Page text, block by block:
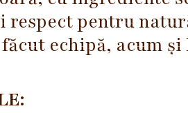
pentru
echipă, acum și